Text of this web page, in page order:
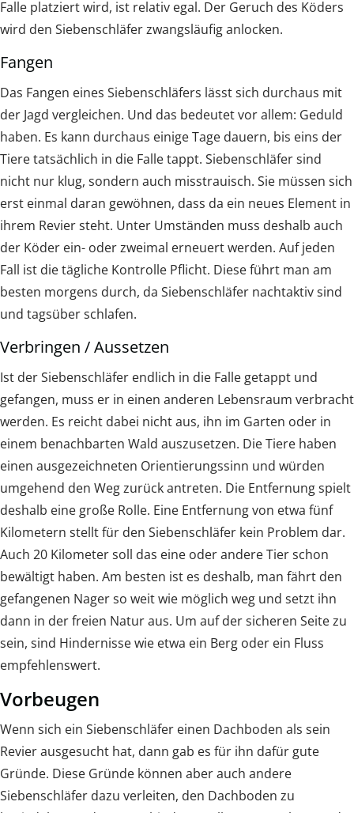
Falle platziert wird, ist relativ egal. Der Geruch des Köders
wird den Siebenschläfer zwangsläufig anlocken.
Fangen
Das Fangen eines Siebenschläfers lässt sich durchaus mit
der Jagd vergleichen. Und das bedeutet vor allem: Geduld
haben. Es kann durchaus einige Tage dauern, bis eins der
Tiere tatsächlich in die Falle tappt. Siebenschläfer sind
nicht nur klug, sondern auch misstrauisch. Sie müssen sich
erst einmal daran gewöhnen, dass da ein neues Element in
ihrem Revier steht. Unter Umständen muss deshalb auch
der Köder ein- oder zweimal erneuert werden. Auf jeden
Fall ist die tägliche Kontrolle Pflicht. Diese führt man am
besten morgens durch, da Siebenschläfer nachtaktiv sind
und tagsüber schlafen.
Verbringen / Aussetzen
Ist der Siebenschläfer endlich in die Falle getappt und
gefangen, muss er in einen anderen Lebensraum verbracht
werden. Es reicht dabei nicht aus, ihn im Garten oder in
einem benachbarten Wald auszusetzen. Die Tiere haben
einen ausgezeichneten Orientierungssinn und würden
umgehend den Weg zurück antreten. Die Entfernung spielt
deshalb eine große Rolle. Eine Entfernung von etwa fünf
Kilometern stellt für den Siebenschläfer kein Problem dar.
Auch 20 Kilometer soll das eine oder andere Tier schon
bewältigt haben. Am besten ist es deshalb, man fährt den
gefangenen Nager so weit wie möglich weg und setzt ihn
dann in der freien Natur aus. Um auf der sicheren Seite zu
sein, sind Hindernisse wie etwa ein Berg oder ein Fluss
empfehlenswert.
Vorbeugen
Wenn sich ein Siebenschläfer einen Dachboden als sein
Revier ausgesucht hat, dann gab es für ihn dafür gute
Gründe. Diese Gründe können aber auch andere
Siebenschläfer dazu verleiten, den Dachboden zu